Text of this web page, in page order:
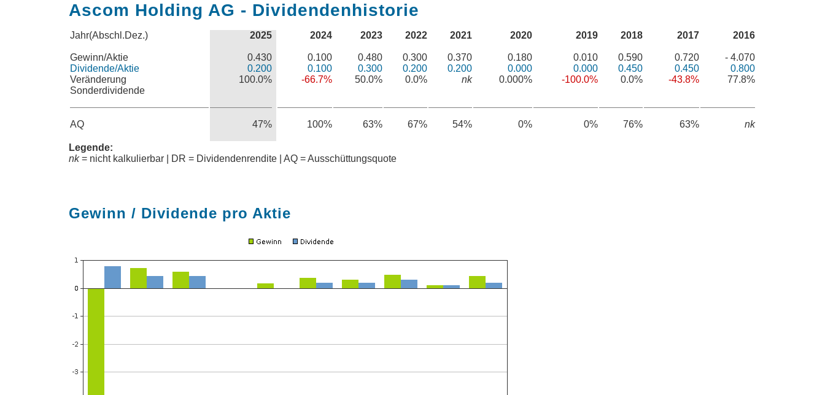
Ascom Holding AG - Dividendenhistorie
Jahr(Abschl.Dez.)
Gewinn/Aktie
Dividende/Aktie
Veränderung
Sonderdividende
AQ
2025
0.430
0.200
100.0%
47%
2024
0.100
0.100
-66.7%
100%
2023
0.480
0.300
50.0%
63%
2022
0.300
0.200
0.0%
67%
2021
0.370
0.200
nk
54%
2020
0.180
0.000
0.000%
0%
2019
0.010
0.000
-100.0%
0%
2018
0.590
0.450
0.0%
76%
2017
0.720
0.450
-43.8%
63%
2016
- 4.070
0.800
77.8%
nk
Legende:
nk= nicht kalkulierbar | DR = Dividendenrendite | AQ = Ausschüttungsquote
Gewinn / Dividende pro Aktie